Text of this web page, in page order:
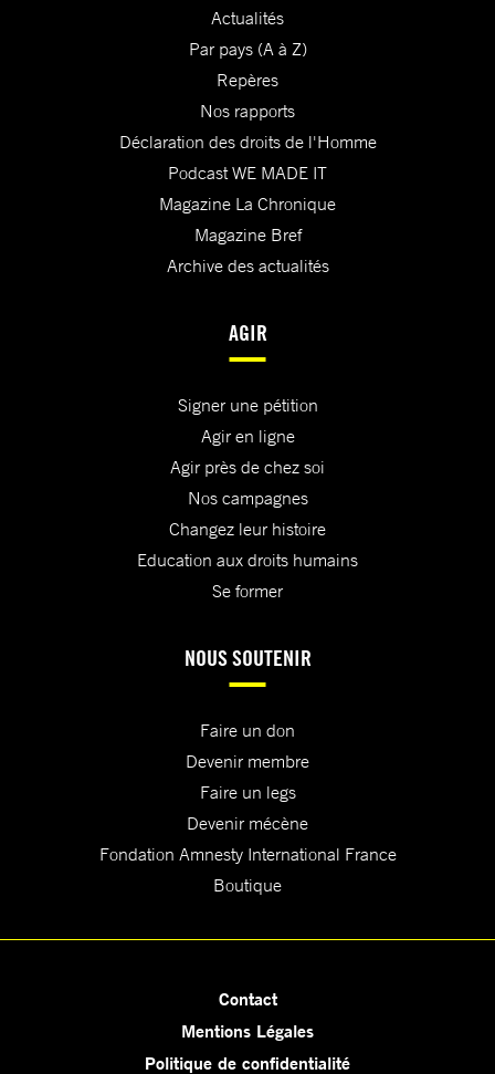
Actualités
Par pays (A à Z)
Repères
Nos rapports
Déclaration des droits de l'Homme
Podcast WE MADE IT
Magazine La Chronique
Magazine Bref
Archive des actualités
AGIR
Signer une pétition
Agir en ligne
Agir près de chez soi
Nos campagnes
Changez leur histoire
Education aux droits humains
Se former
NOUS SOUTENIR
Faire un don
Devenir membre
Faire un legs
Devenir mécène
Fondation Amnesty International France
Boutique
Contact
Mentions Légales
Politique de confidentialité